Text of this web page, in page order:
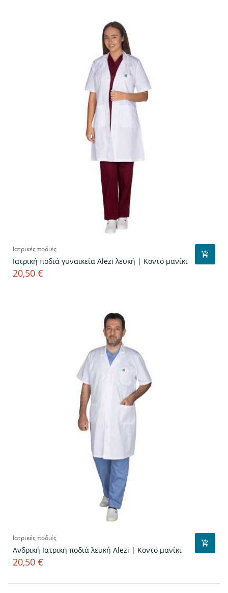
Ιατρικές ποδιές
Ιατρική ποδιά γυναικεία Alezi λευκή | Κοντό μανίκι
Τιμή
20,50 €
Ιατρικές ποδιές
Ανδρική Ιατρική ποδιά λευκή Alezi | Κοντό μανίκι
Τιμή
20,50 €